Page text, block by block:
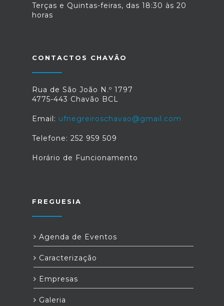
Terças e Quintas-feiras, das 18:30 às 20
horas
CONTACTOS CHAVÃO
Rua de São João N.º 1797
4775-443 Chavão BCL
Email: ufnegreiroschavao@gmail.com
Telefone: 252 959 509
Horário de Funcionamento
FREGUESIA
Agenda de Eventos
Caracterização
Empresas
Galeria